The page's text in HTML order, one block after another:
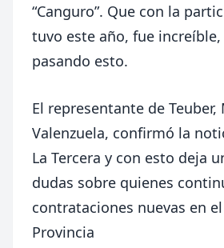
“Canguro”. Que con la
tuvo este año, fue
pasando esto.
El representante de Teuber,
Valenzuela, confirmó la
La Tercera y con esto deja
dudas sobre quienes
contrataciones nuevas en
Provincia